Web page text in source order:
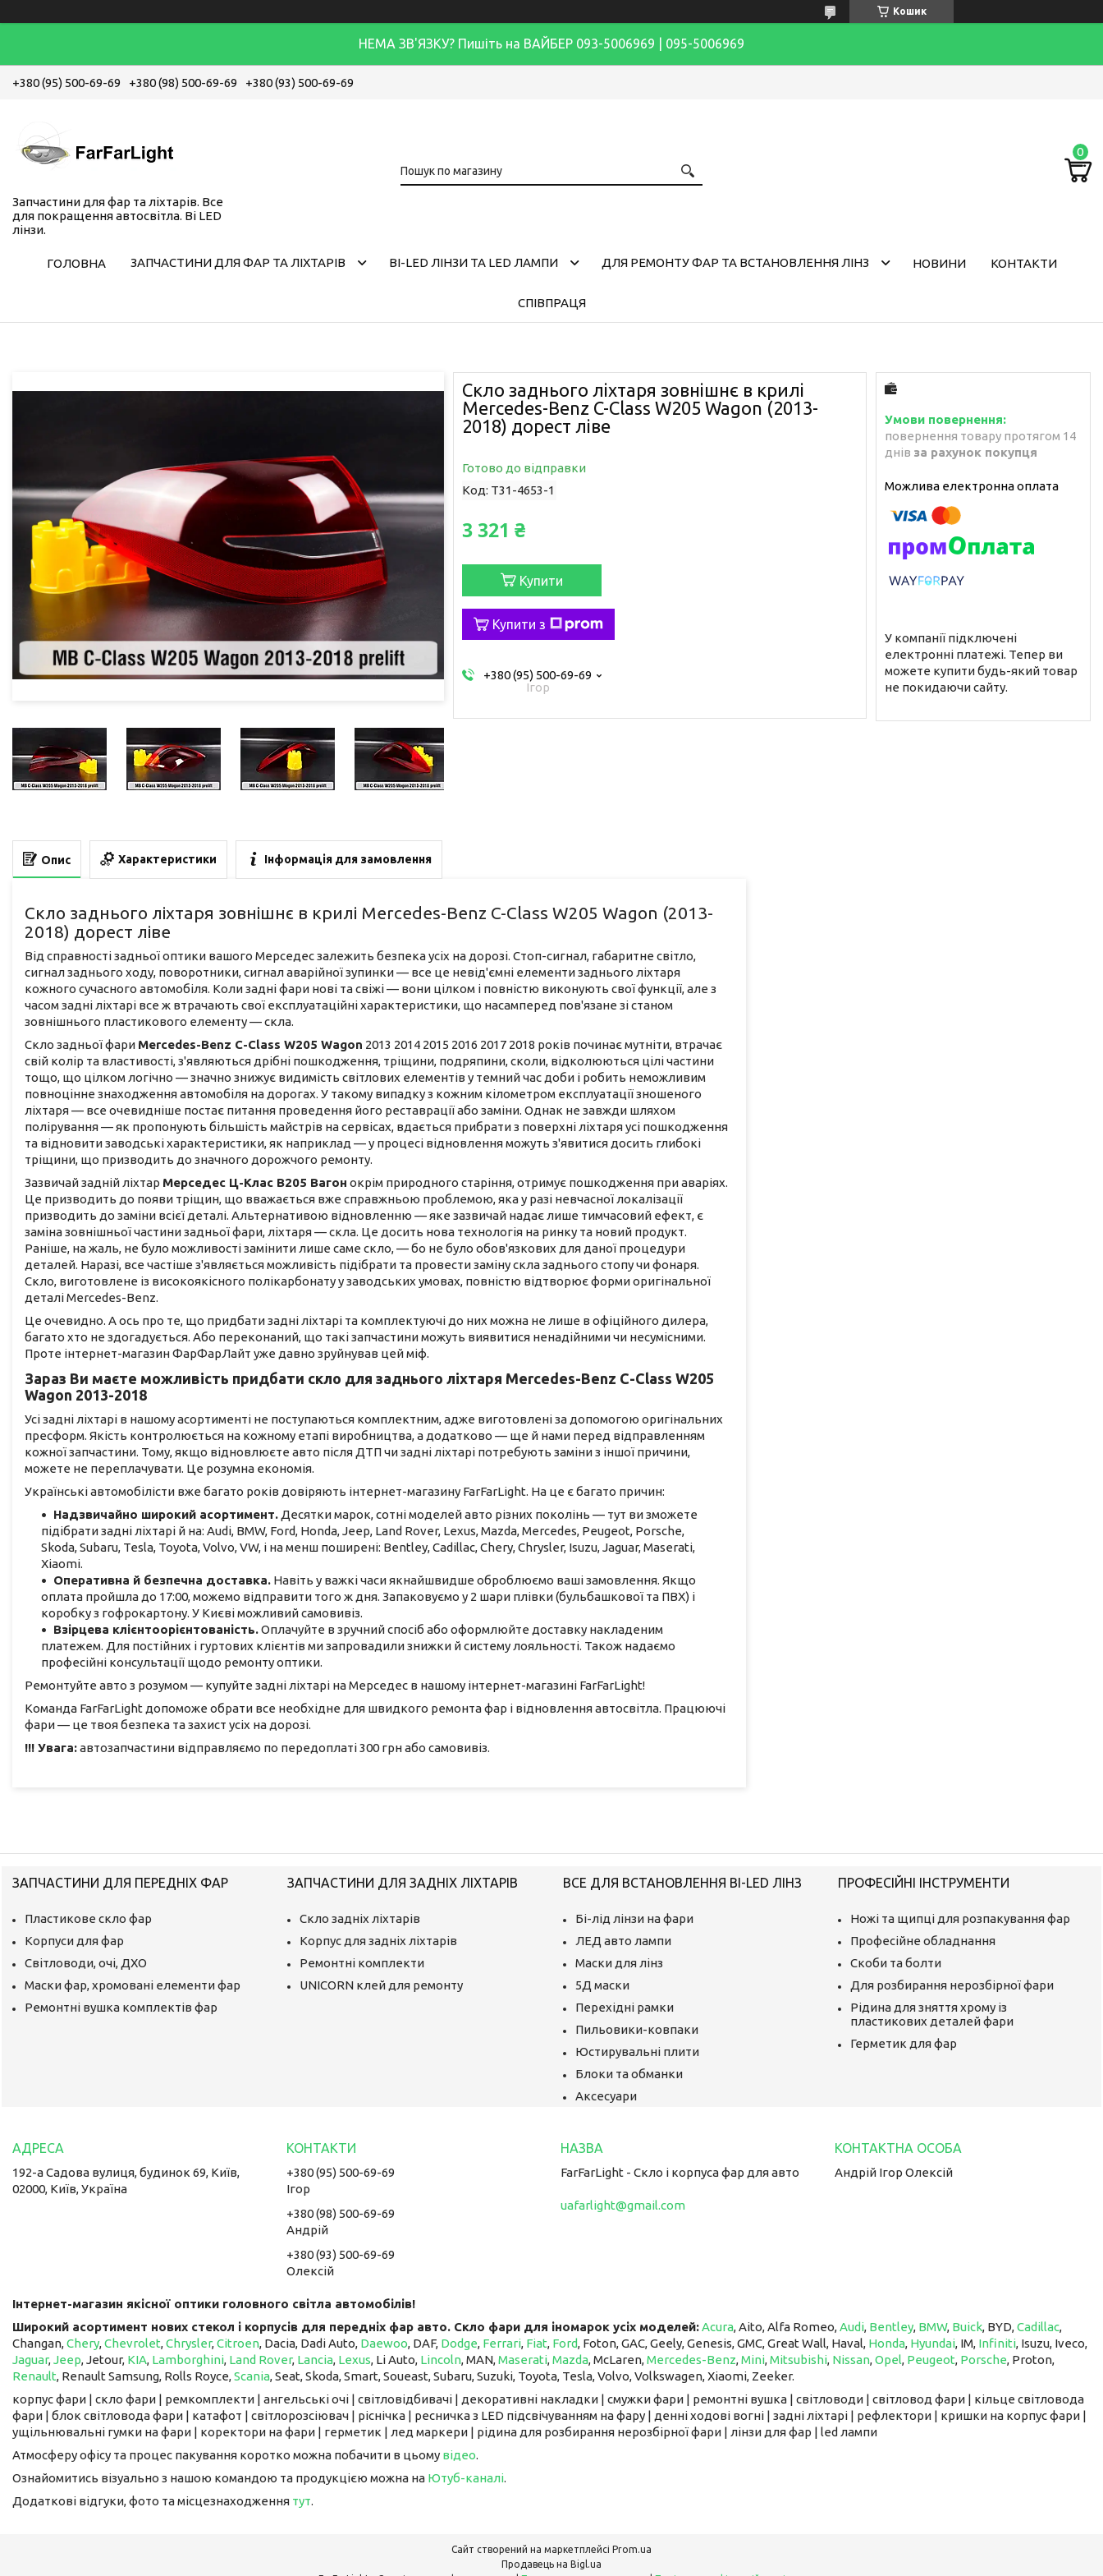
Кошик
НЕМА ЗВ'ЯЗКУ? Пишіть на ВАЙБЕР 093-5006969 | 095-5006969
+380 (95) 500-69-69 +380 (98) 500-69-69 +380 (93) 500-69-69
Запчастини для фар та ліхтарів. Все
для покращення автосвітла. Bi LED
лінзи.
ГОЛОВНА ЗАПЧАСТИНИ ДЛЯ ФАР ТА ЛІХТАРІВ BI-LED ЛІНЗИ ТА LED ЛАМПИ ДЛЯ РЕМОНТУ ФАР ТА ВСТАНОВЛЕННЯ ЛІНЗ НОВИНИ КОНТАКТИ
СПІВПРАЦЯ
Скло заднього ліхтаря зовнішнє в крилі
Mercedes-Benz C-Class W205 Wagon (2013-
2018) дорест ліве
Готово до відправки
Код: T31-4653-1
3 321 ₴
Купити
Купити з
+380 (95) 500-69-69
Ігор
повернення товару протягом 14
днів за рахунок покупця
У компанії підключені
електронні платежі. Тепер ви
можете купити будь-який товар
не покидаючи сайту.
Опис Характеристики Інформація для замовлення
Скло заднього ліхтаря зовнішнє в крилі Mercedes-Benz C-Class W205 Wagon (2013-
2018) дорест ліве
Від справності задньої оптики вашого Мерседес залежить безпека усіх на дорозі. Стоп-сигнал, габаритне світло,
сигнал заднього ходу, поворотники, сигнал аварійної зупинки — все це невід'ємні елементи заднього ліхтаря
кожного сучасного автомобіля. Коли задні фари нові та свіжі — вони цілком і повністю виконують свої функції, але з
часом задні ліхтарі все ж втрачають свої експлуатаційні характеристики, що насамперед пов'язане зі станом
зовнішнього пластикового елементу — скла.
Скло задньої фари Mercedes-Benz C-Class W205 Wagon 2013 2014 2015 2016 2017 2018 років починає мутніти, втрачає
свій колір та властивості, з'являються дрібні пошкодження, тріщини, подряпини, сколи, відколюються цілі частини
тощо, що цілком логічно — значно знижує видимість світлових елементів у темний час доби і робить неможливим
повноцінне знаходження автомобіля на дорогах. У такому випадку з кожним кілометром експлуатації зношеного
ліхтаря — все очевидніше постає питання проведення його реставрації або заміни. Однак не завжди шляхом
полірування — як пропонують більшість майстрів на сервісах, вдається прибрати з поверхні ліхтаря усі пошкодження
та відновити заводські характеристики, як наприклад — у процесі відновлення можуть з'явитися досить глибокі
тріщини, що призводить до значного дорожчого ремонту.
Зазвичай задній ліхтар Мерседес Ц-Клас В205 Вагон окрім природного старіння, отримує пошкодження при аваріях.
Це призводить до появи тріщин, що вважається вже справжньою проблемою, яка у разі невчасної локалізації
призводить до заміни всієї деталі. Альтернативою відновленню — яке зазвичай надає лише тимчасовий ефект, є
заміна зовнішньої частини задньої фари, ліхтаря — скла. Це досить нова технологія на ринку та новий продукт.
Раніше, на жаль, не було можливості замінити лише саме скло, — бо не було обов'язкових для даної процедури
деталей. Наразі, все частіше з'являється можливість підібрати та провести заміну скла заднього стопу чи фонаря.
Скло, виготовлене із високоякісного полікарбонату у заводських умовах, повністю відтворює форми оригінальної
деталі Mercedes-Benz.
Це очевидно. А ось про те, що придбати задні ліхтарі та комплектуючі до них можна не лише в офіційного дилера,
багато хто не здогадується. Або переконаний, що такі запчастини можуть виявитися ненадійними чи несумісними.
Проте інтернет-магазин ФарФарЛайт уже давно зруйнував цей міф.
Зараз Ви маєте можливість придбати скло для заднього ліхтаря Mercedes-Benz C-Class W205
Wagon 2013-2018
Усі задні ліхтарі в нашому асортименті не поступаються комплектним, адже виготовлені за допомогою оригінальних
пресформ. Якість контролюється на кожному етапі виробництва, а додатково — ще й нами перед відправленням
кожної запчастини. Тому, якщо відновлюєте авто після ДТП чи задні ліхтарі потребують заміни з іншої причини,
можете не переплачувати. Це розумна економія.
Українські автомобілісти вже багато років довіряють інтернет-магазину FarFarLight. На це є багато причин:
Надзвичайно широкий асортимент. Десятки марок, сотні моделей авто різних поколінь — тут ви зможете
підібрати задні ліхтарі й на: Audi, BMW, Ford, Honda, Jeep, Land Rover, Lexus, Mazda, Mercedes, Peugeot, Porsche,
Skoda, Subaru, Tesla, Toyota, Volvo, VW, і на менш поширені: Bentley, Cadillac, Chery, Chrysler, Isuzu, Jaguar, Maserati,
Xiaomi.
Оперативна й безпечна доставка. Навіть у важкі часи якнайшвидше оброблюємо ваші замовлення. Якщо
оплата пройшла до 17:00, можемо відправити того ж дня. Запаковуємо у 2 шари плівки (бульбашкової та ПВХ) і
коробку з гофрокартону. У Києві можливий самовивіз.
Взірцева клієнтоорієнтованість.Оплачуйте в зручний спосіб або оформлюйте доставку накладеним
платежем. Для постійних і гуртових клієнтів ми запровадили знижки й систему лояльності. Також надаємо
професійні консультації щодо ремонту оптики.
Ремонтуйте авто з розумом — купуйте задні ліхтарі на Мерседес в нашому інтернет-магазині FarFarLight!
Команда FarFarLight допоможе обрати все необхідне для швидкого ремонта фар і відновлення автосвітла. Працюючі
фари — це твоя безпека та захист усіх на дорозі.
!!! Увага:автозапчастини відправляємо по передоплаті 300 грн або самовивіз.
ЗАПЧАСТИНИ ДЛЯ ПЕРЕДНІХ ФАР
Пластикове скло фар
Корпуси для фар
Світловоди, очі, ДХО
Маски фар, хромовані елементи фар
Ремонтні вушка комплектів фар
ЗАПЧАСТИНИ ДЛЯ ЗАДНІХ ЛІХТАРІВ
Скло задніх ліхтарів
Корпус для задніх ліхтарів
Ремонтні комплекти
UNICORN клей для ремонту
ВСЕ ДЛЯ ВСТАНОВЛЕННЯ BI-LED ЛІНЗ
Бі-лід лінзи на фари
ЛЕД авто лампи
Маски для лінз
5Д маски
Перехідні рамки
Пильовики-ковпаки
Юстирувальні плити
Блоки та обманки
Аксесуари
ПРОФЕСІЙНІ ІНСТРУМЕНТИ
Ножі та щипці для розпакування фар
Професійне обладнання
Скоби та болти
Для розбирання нерозбірної фари
Рідина для зняття хрому із
пластикових деталей фари
Герметик для фар
192-а Садова вулиця, будинок 69, Київ,
02000, Київ, Україна
+380 (95) 500-69-69
Ігор
+380 (98) 500-69-69
Андрій
+380 (93) 500-69-69
Олексій
FarFarLight - Cкло і корпуса фар для авто
uafarlight@gmail.com
Андрій Ігор Олексій
Інтернет-магазин якісної оптики головного світла автомобілів!
Широкий асортимент нових стекол і корпусів для передніх фар авто. Скло фари для іномарок усіх моделей:Acura, Aito, Alfa Romeo,Audi, Bentley, BMW, Buick, BYD,Cadillac,
Changan,Chery,Chevrolet,Chrysler,Citroen, Dacia, Dadi Auto, Daewoo, DAF, Dodge, Ferrari, Fiat, Ford, Foton, GAC, Geely, Genesis, GMC, Great Wall, Haval, Honda, Hyundai, IM, ​​​​​​​ Infiniti, Isuzu, Iveco,
Jaguar,Jeep, Jetour, ​​​​​​​ KIA, Lamborghini, Land Rover, Lancia, Lexus, Li Auto, ​​​​​​​ Lincoln, MAN,Maserati,Mazda, McLaren, ​​​​​​​Mercedes-Benz,Mini,Mitsubishi, Nissan,Opel, Peugeot, Porsche, Proton, ​​​​​​​
Renault, Renault Samsung, Rolls Royce,Scania, Seat, Skoda, Smart, Soueast, Subaru, Suzuki, Toyota, Tesla, Volvo, Volkswagen, Xiaomi, Zeeker.
корпус фари | скло фари | ремкомплекти | ангельські очі | світловідбивачі | декоративні накладки | смужки фари | ремонтні вушка | світловоди | світловод фари | кільце світловода
фари | блок світловода фари | катафот | світлорозсіювач | ріснічка | ресничка з LED підсвічуванням на фару | денні ходові вогні | задні ліхтарі | рефлектори | кришки на корпус фари |
ущільнювальні гумки на фари | коректори на фари | герметик | лед маркери | рідина для розбирання нерозбірної фари | лінзи для фар | led лампи
Атмосферу офісу та процес пакування коротко можна побачити в цьому відео.
Ознайомитись візуально з нашою командою та продукцією можна на Ютуб-каналі.
Додаткові відгуки, фото та місцезнаходження тут.
Сайт створений на маркетплейсі Prom.ua
Продавець на Bigl.ua